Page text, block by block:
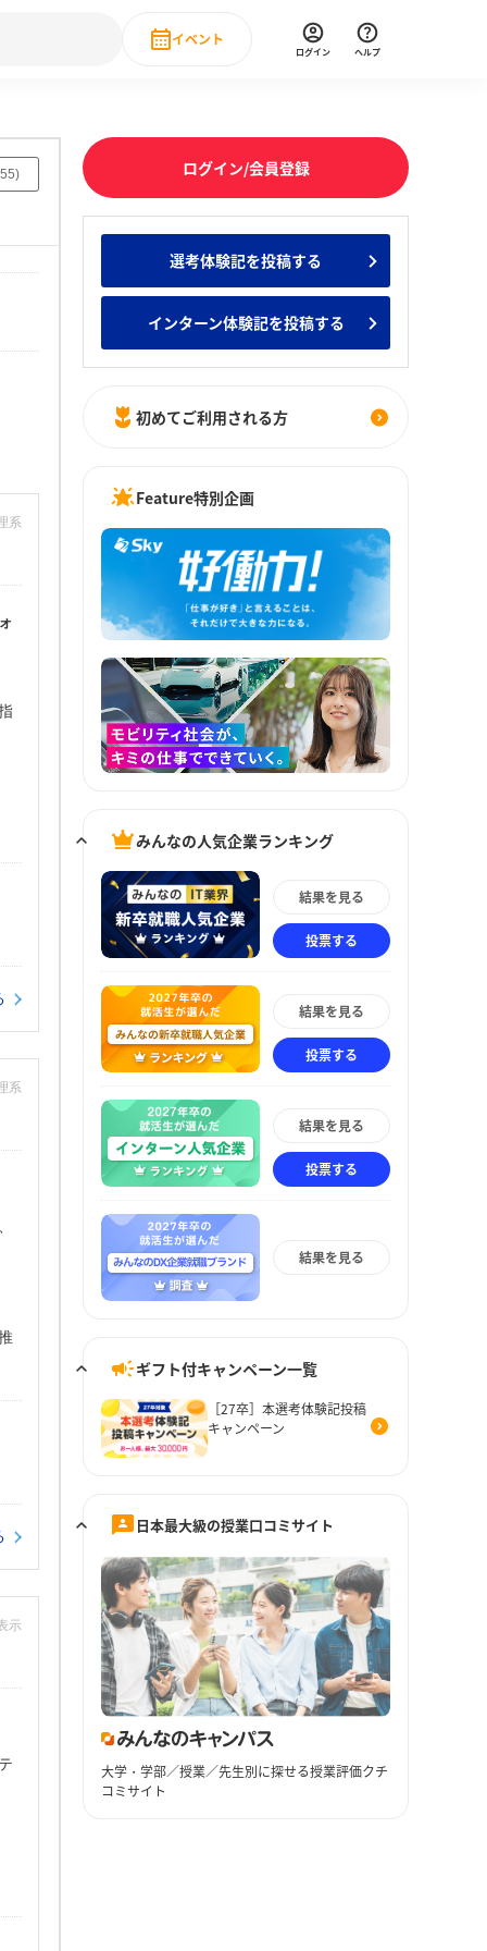
新卒就職人気企業ランキング みんなのインターン人気企業ランキ
・DX現場社員インタビュー
イベント
直近のイベント一覧
ログイン ヘルプ
)
系
系
示
ログイン/会員登録
選考体験記を投稿する
インターン体験記を投稿する
初めてご利用される方
Feature特別企画
みんなの人気企業ランキング
結果を見る
投票する
結果を見る
投票する
結果を見る
投票する
結果を見る
ギフト付キャンペーン一覧
［27卒］本選考体験記投稿
キャンペーン
日本最大級の授業口コミサイト
大学・学部／授業／先生別に探せる授業評価クチ
コミサイト